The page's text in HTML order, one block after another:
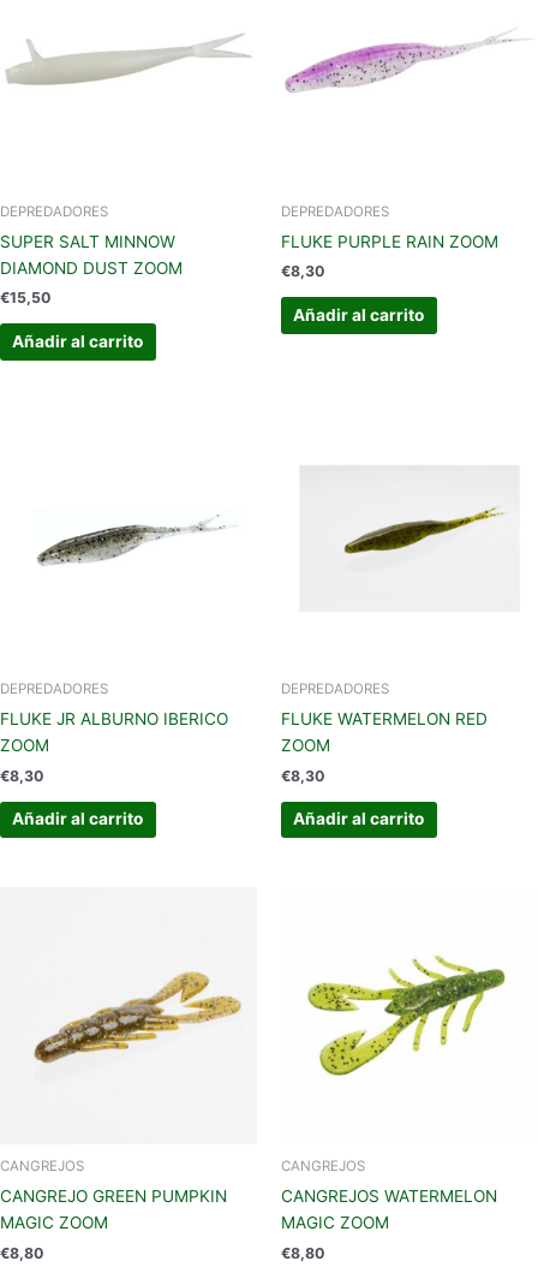
DEPREDADORES
SUPER SALT MINNOW
DIAMOND DUST ZOOM
€15,50
Añadir al carrito
DEPREDADORES
FLUKE PURPLE RAIN ZOOM
€8,30
Añadir al carrito
DEPREDADORES
FLUKE JR ALBURNO IBERICO
ZOOM
€8,30
Añadir al carrito
DEPREDADORES
FLUKE WATERMELON RED
ZOOM
€8,30
Añadir al carrito
CANGREJOS
CANGREJO GREEN PUMPKIN
MAGIC ZOOM
€8,80
CANGREJOS
CANGREJOS WATERMELON
MAGIC ZOOM
€8,80